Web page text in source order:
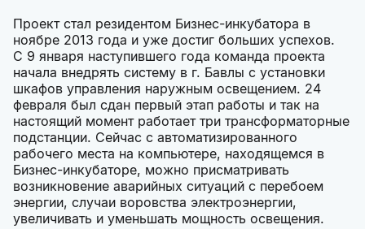
Проект стал резидентом Бизнес-инкубатора в
ноябре 2013 года и уже достиг больших успехов.
С 9 января наступившего года команда проекта
начала внедрять систему в г. Бавлы с установки
шкафов управления наружным освещением. 24
февраля был сдан первый этап работы и так на
настоящий момент работает три трансформаторные
подстанции. Сейчас с автоматизированного
рабочего места на компьютере, находящемся в
Бизнес-инкубаторе, можно присматривать
возникновение аварийных ситуаций с перебоем
энергии, случаи воровства электроэнергии,
увеличивать и уменьшать мощность освещения.